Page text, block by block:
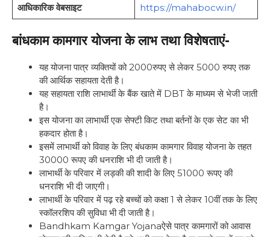
आधिकारिक वेबसाइट
https://mahabocw.in/
बांधकाम कामगार योजना के लाभ तथा विशेषताएं-
यह योजना पात्र व्यक्तियों को 2000रुपए से लेकर 5000 रुपए तक
की आर्थिक सहायता देती है।
यह सहायता राशि लाभार्थी के बैंक खाते में DBT के माध्यम से भेजी जाती
है।
इस योजना का लाभार्थी एक सेफ्टी किट तथा बर्तनों के एक सेट का भी
हकदार होता है।
इसमें लाभार्थी को विवाह के लिए बंधकाम कामगार विवाह योजना के तहत
30000 रूपए की धनराशि भी दी जाती है।
लाभार्थी के परिवार में लड़की की शादी के लिए 51000 रूपए की
धनराशि भी दी जाएगी।
लाभार्थी के परिवार में पढ़ रहे बच्चों को कक्षा 1 से लेकर 10वीं तक के लिए
स्कॉलरशिप की सुविधा भी दी जाती है।
Bandhkam Kamgar Yojanaऐसे पात्र कामगारों को आवास